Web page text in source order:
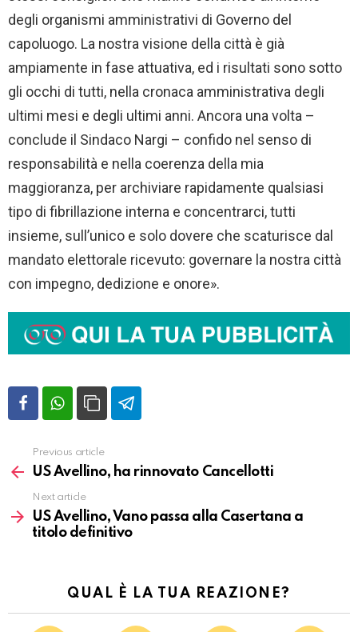
degli organismi amministrativi di Governo del
capoluogo. La nostra visione della città è già
ampiamente in fase attuativa, ed i risultati sono sotto
gli occhi di tutti, nella cronaca amministrativa degli
ultimi mesi e degli ultimi anni. Ancora una volta –
conclude il Sindaco Nargi – confido nel senso di
responsabilità e nella coerenza della mia
maggioranza, per archiviare rapidamente qualsiasi
tipo di fibrillazione interna e concentrarci, tutti
insieme, sull’unico e solo dovere che scaturisce dal
mandato elettorale ricevuto: governare la nostra città
con impegno, dedizione e onore».
Vedi
altro
Previous article
US Avellino, ha rinnovato Cancellotti
Next article
US Avellino, Vano passa alla Casertana a
titolo definitivo
QUAL È LA TUA REAZIONE?